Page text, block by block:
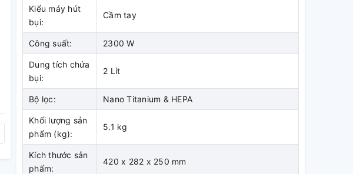
Kiểu máy hút
bụi:
Cầm tay
Công suất: 2300 W
Dung tích chứa
bụi:
2 Lít
Bộ lọc: Nano Titanium & HEPA
Khối lượng sản
phẩm (kg):
5.1 kg
Kích thước sản
phẩm:
420 x 282 x 250 mm